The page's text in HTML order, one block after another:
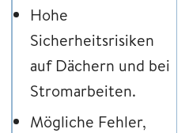
Hohe
Sicherheitsrisiken
auf Dächern und bei
Stromarbeiten.
Mögliche Fehler,